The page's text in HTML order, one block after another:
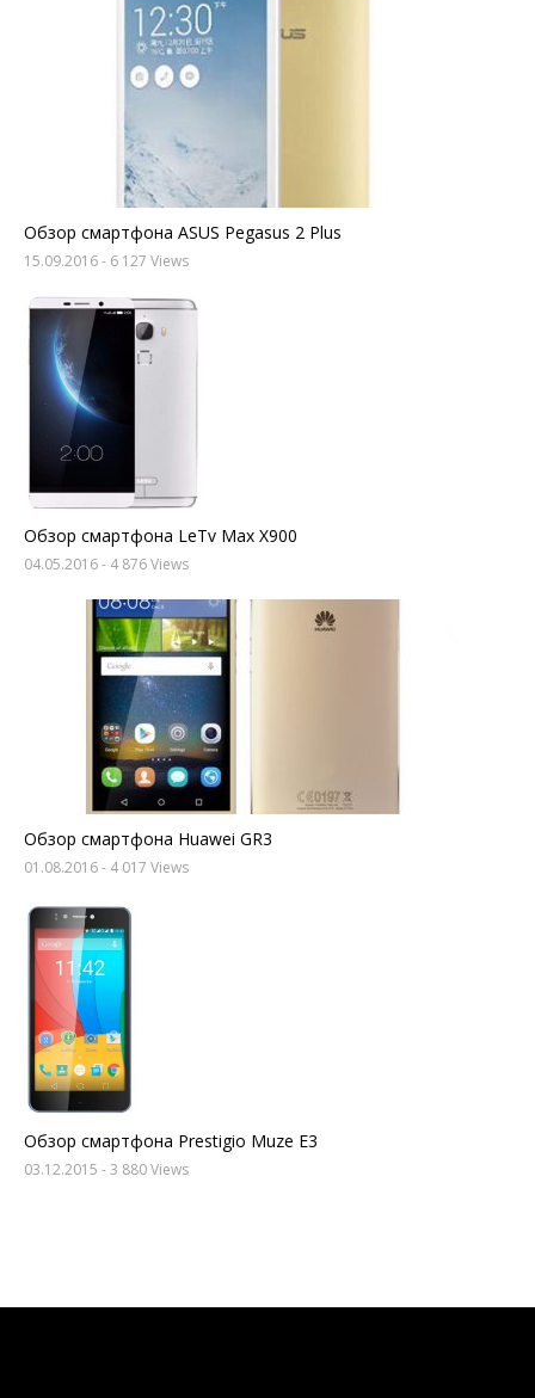
Обзор смартфона ASUS Pegasus 2 Plus
15.09.2016- 6 127 Views
Обзор смартфона LeTv Max X900
04.05.2016- 4 876 Views
Обзор смартфона Huawei GR3
01.08.2016- 4 017 Views
Обзор смартфона Prestigio Muze E3
03.12.2015 - 3 880 Views